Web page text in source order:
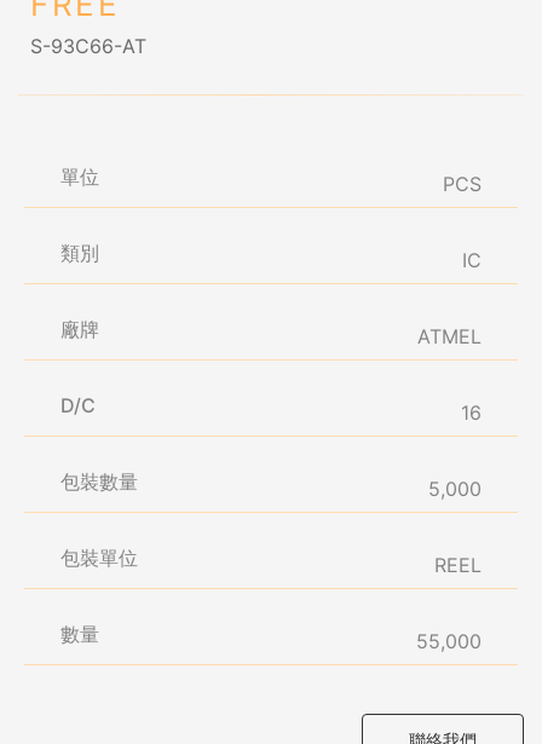
S-93C66-AT
單位 PCS
類別 IC
廠牌 ATMEL
D/C 16
包裝數量 5,000
包裝單位 REEL
數量 55,000
聯絡我們